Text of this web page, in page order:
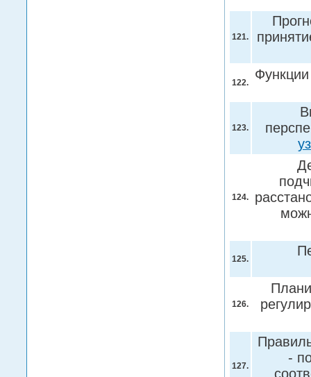
121.
122.
123.
124.
125.
126.
127.
-